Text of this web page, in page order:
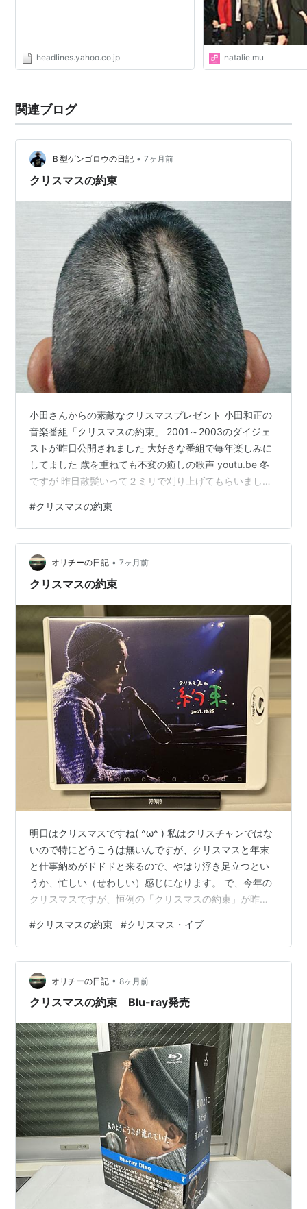
スキマスイッチ 鈴木雅之 スターダスト・レビュー
玉城千春 中村中 夏川りみ 一青窈 平原綾香
FUNKY MONKEY BABYS 藤井フミヤ 松たか子 宮
沢和史 MONKEY MAJIK 矢井田瞳 山本潤子 和田
2012年 2012年12月25日 23:50 - 25:50 ゲスト・絢
香 JUJU スキマスイッチ 根本要 松たか子 水野
2013年 2013年12月25日 23:19 - 25:19
2014年 2014年12月25日 23:45 - 25:45
headlines.yahoo.co.jp natalie.mu
関連ブログ
Ｂ型ゲンゴロウの日記 • 7ヶ月前
クリスマスの約束
小田さんからの素敵なクリスマスプレゼント 小田和正の
音楽番組「クリスマスの約束」 2001～2003のダイジェ
ストが昨日公開されました 大好きな番組で毎年楽しみに
してました 歳を重ねても不変の癒しの歌声 youtu.be 冬
ですが 昨日散髪いって２ミリで刈り上げてもらいました
脈みたいに寄るクセラインが３本 「アディダス？」 「熊
にやられた？」 自分には見えないんで気にしないけどね
好きにからかってください ２本見える右にも大きな線が
あります 頭が寒いというより冷たいんで ニット帽が必須
です
#クリスマスの約束
オリチーの日記 • 7ヶ月前
クリスマスの約束
明日はクリスマスですね( ^ω^ ) 私はクリスチャンではな
いので特にどうこうは無いんですが、クリスマスと年末
と仕事納めがドドドと来るので、やはり浮き足立つとい
うか、忙しい（せわしい）感じになります。 で、今年の
クリスマスですが、恒例の「クリスマスの約束」が昨年
た。 でも、急に発売になった「クリスマスの約束・Blu-
ray Disc」が届きましたので、今宵はこれを鑑賞して過ご
したいと思います。 クリスマスの約束2001 2001年、
2002年、2003年と発売されましたが、とりあえず最初
の番組だった2001年を購入しました。 残りはそのうち。
#クリスマスの約束 #クリスマス・イブ
オリチーの日記 • 8ヶ月前
クリスマスの約束 Blu-ray発売